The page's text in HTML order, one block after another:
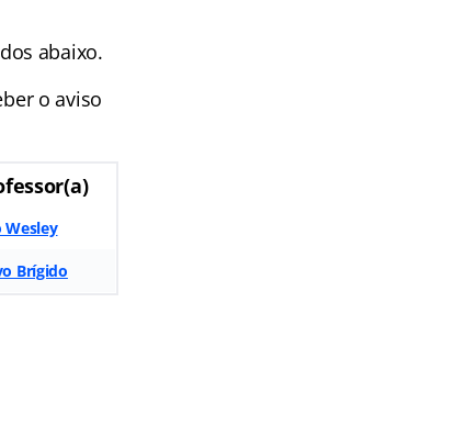
abaixo.
o aviso
Wesley
Brígido